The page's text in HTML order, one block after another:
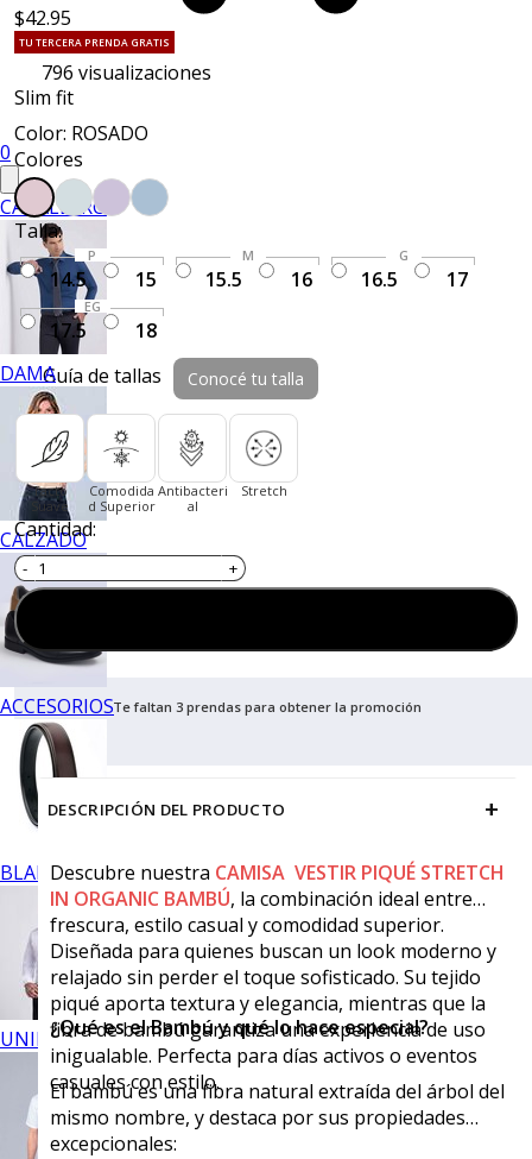
0
CABALLERO
DAMA
CALZADO
ACCESORIOS
BLANCOS
UNIFORMES
$42.95
TU TERCERA PRENDA GRATIS
796 visualizaciones
Slim fit
Color: ROSADO
Colores
Talla:
P
14.5 15
M
15.5 16
G
16.5 17
EG
17.5
18
Guía de tallas
Conocé tu talla
Tacto
Suave
Comodida
d Superior
Antibacteri
al
Stretch
Cantidad:
Te faltan 3 prendas para obtener la promoción
DESCRIPCIÓN DEL PRODUCTO +
Descubre nuestra CAMISA VESTIR PIQUÉ STRETCH
IN ORGANIC BAMBÚ, la combinación ideal entre
frescura, estilo casual y comodidad superior.
Diseñada para quienes buscan un look moderno y
relajado sin perder el toque sofisticado. Su tejido
piqué aporta textura y elegancia, mientras que la
fibra de bambú garantiza una experiencia de uso
inigualable. Perfecta para días activos o eventos
casuales con estilo.
¿Qué es el Bambú y qué lo hace especial?
El bambú es una fibra natural extraída del árbol del
mismo nombre, y destaca por sus propiedades
excepcionales: